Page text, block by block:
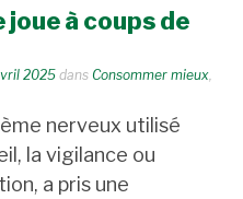
à coups de
2025 dans Consommer mieux,
nerveux utilisé
la vigilance ou
a pris une